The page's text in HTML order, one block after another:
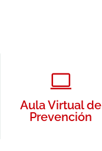
Aula Virtual de
Prevención